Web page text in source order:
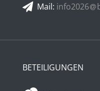
Mail: info2026
BETEILIGUNGEN